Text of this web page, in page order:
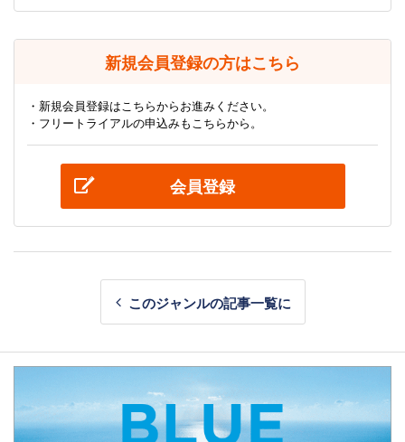
新規会員登録の方はこちら
・新規会員登録はこちらからお進みください。
・フリートライアルの申込みもこちらから。
会員登録
このジャンルの記事一覧に